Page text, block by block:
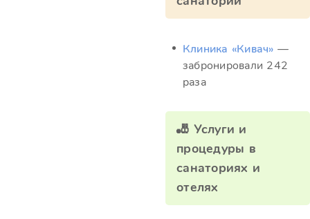
Клиника «Кивач» —
забронировали 242
раза
🎳 Услуги и
процедуры в
санаториях и
отелях